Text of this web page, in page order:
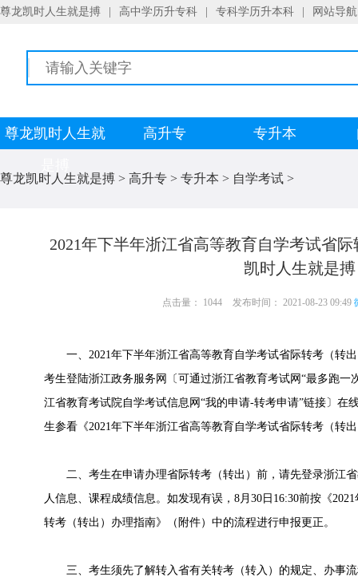
尊龙凯时人生就是搏 高中学历升专科 专科学历升本科 网站导航
尊龙凯时人生就
高升专 专升本
尊龙凯时人生就是搏 > 高升专 > 专升本 > 自学考试 >
2021年下半年浙江省高等教育自学考试省
凯时人生就是搏
点击量： 1044 发布时间： 2021-08-23 09:49
一、2021年下半年浙江省高等教育自学考试省际转考（转出
考生登陆浙江政务服务网〔可通过浙江省教育考试网“最多跑一
江省教育考试院自学考试信息网“我的申请-转考申请”链接〕在
生参看《2021年下半年浙江省高等教育自学考试省际转考（转
二、考生在申请办理省际转考（转出）前，请先登录浙江省
人信息、课程成绩信息。如发现有误，8月30日16:30前按《
转考（转出）办理指南》（附件）中的流程进行申报更正。
三、考生须先了解转入省有关转考（转入）的规定、办事流